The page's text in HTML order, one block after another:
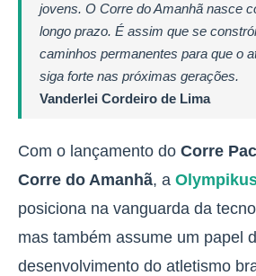
jovens. O Corre do Amanhã nasce
longo prazo. É assim que se
caminhos permanentes para que o
siga forte nas próximas gerações.
Vanderlei Cordeiro de Lima
Com o lançamento do Corre
Corre do Amanhã, a
posiciona na vanguarda da
mas também assume um papel
desenvolvimento do atletismo